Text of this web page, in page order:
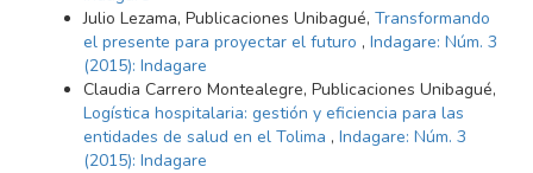
Julio Lezama, Publicaciones Unibagué, Transformando
el presente para proyectar el futuro , Indagare: Núm. 3
(2015): Indagare
Claudia Carrero Montealegre, Publicaciones Unibagué,
Logística hospitalaria: gestión y eficiencia para las
entidades de salud en el Tolima , Indagare: Núm. 3
(2015): Indagare